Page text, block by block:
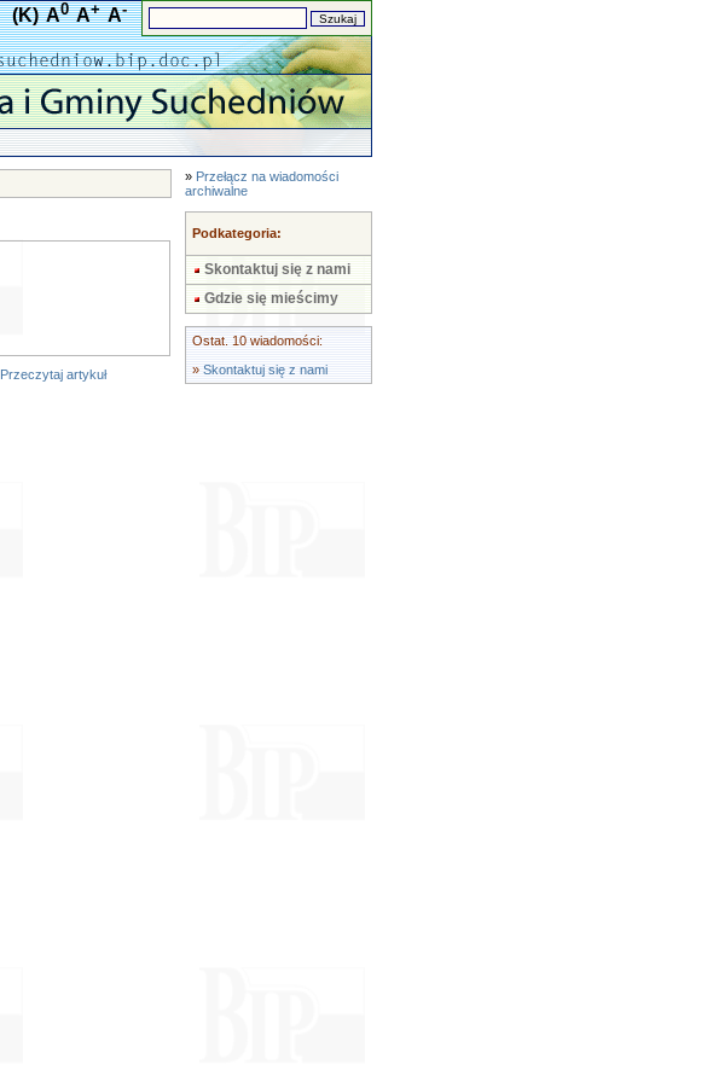
(K) A0 A+ A-
Przeczytaj artykuł
» Przełącz na wiadomości
archiwalne
Podkategoria:
Skontaktuj się z nami
Gdzie się mieścimy
Ostat. 10 wiadomości:
» Skontaktuj się z nami